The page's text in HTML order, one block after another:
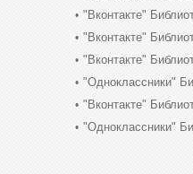
"Вконтакте"
"Вконтакте"
"Вконтакте"
"Одноклассники"
"Вконтакте"
"Одноклассники"